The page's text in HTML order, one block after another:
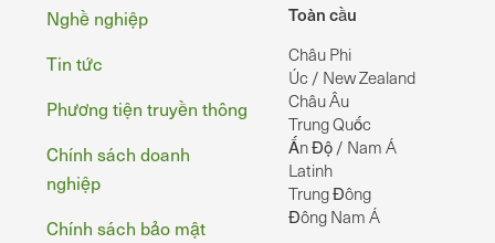
Toàn cầu
Châu Phi
Úc / New Zealand
Châu Âu
Trung Quốc
Ấn Độ / Nam Á
Latinh
Trung Đông
Đông Nam Á
Chân
Nghề nghiệp
Tin tức
Phương tiện truyền thông
Chính sách doanh
nghiệp
Chính sách bảo mật